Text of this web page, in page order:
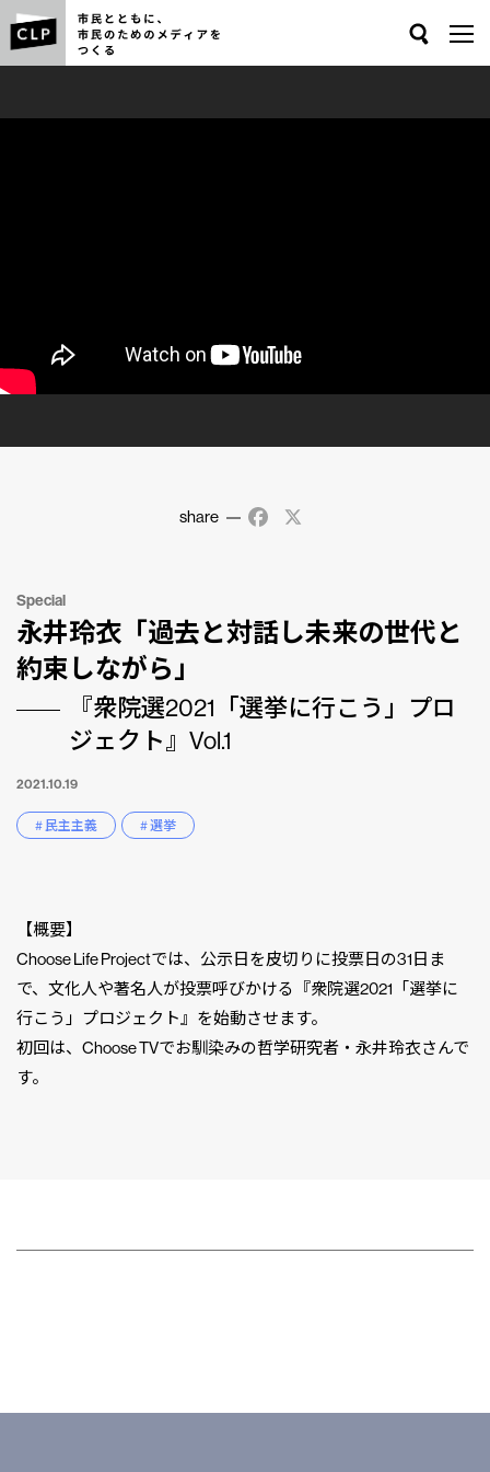
share Facebook
Special
永井玲衣「過去と対話し未来の世代と
約束しながら」
『衆院選2021「選挙に行こう」プロ
ジェクト』Vol.1
2021.10.19
# 民主主義 # 選挙
【概要】
Choose Life Projectでは、公示日を皮切りに投票日の31日ま
で、文化人や著名人が投票呼びかける『衆院選2021「選挙に
行こう」プロジェクト』を始動させます。
初回は、Choose TVでお馴染みの哲学研究者・永井玲衣さんで
す。